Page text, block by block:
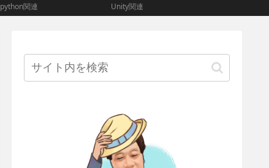
python関連
Unity関連